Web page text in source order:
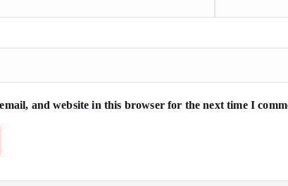
and website in this browser for the next time I